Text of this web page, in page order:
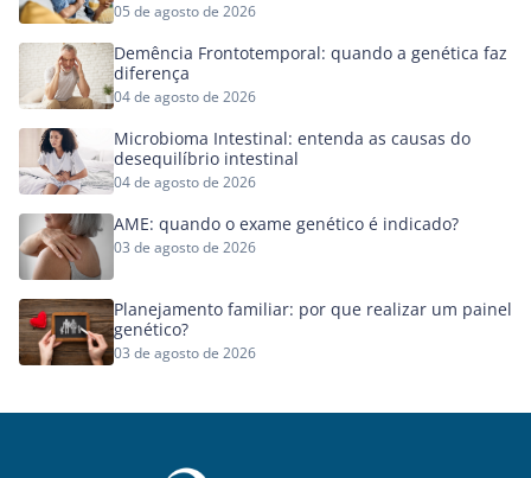
05 de agosto de 2026
Demência Frontotemporal: quando a genética faz
diferença
04 de agosto de 2026
Microbioma Intestinal: entenda as causas do
desequilíbrio intestinal
04 de agosto de 2026
AME: quando o exame genético é indicado?
03 de agosto de 2026
Planejamento familiar: por que realizar um painel
genético?
03 de agosto de 2026